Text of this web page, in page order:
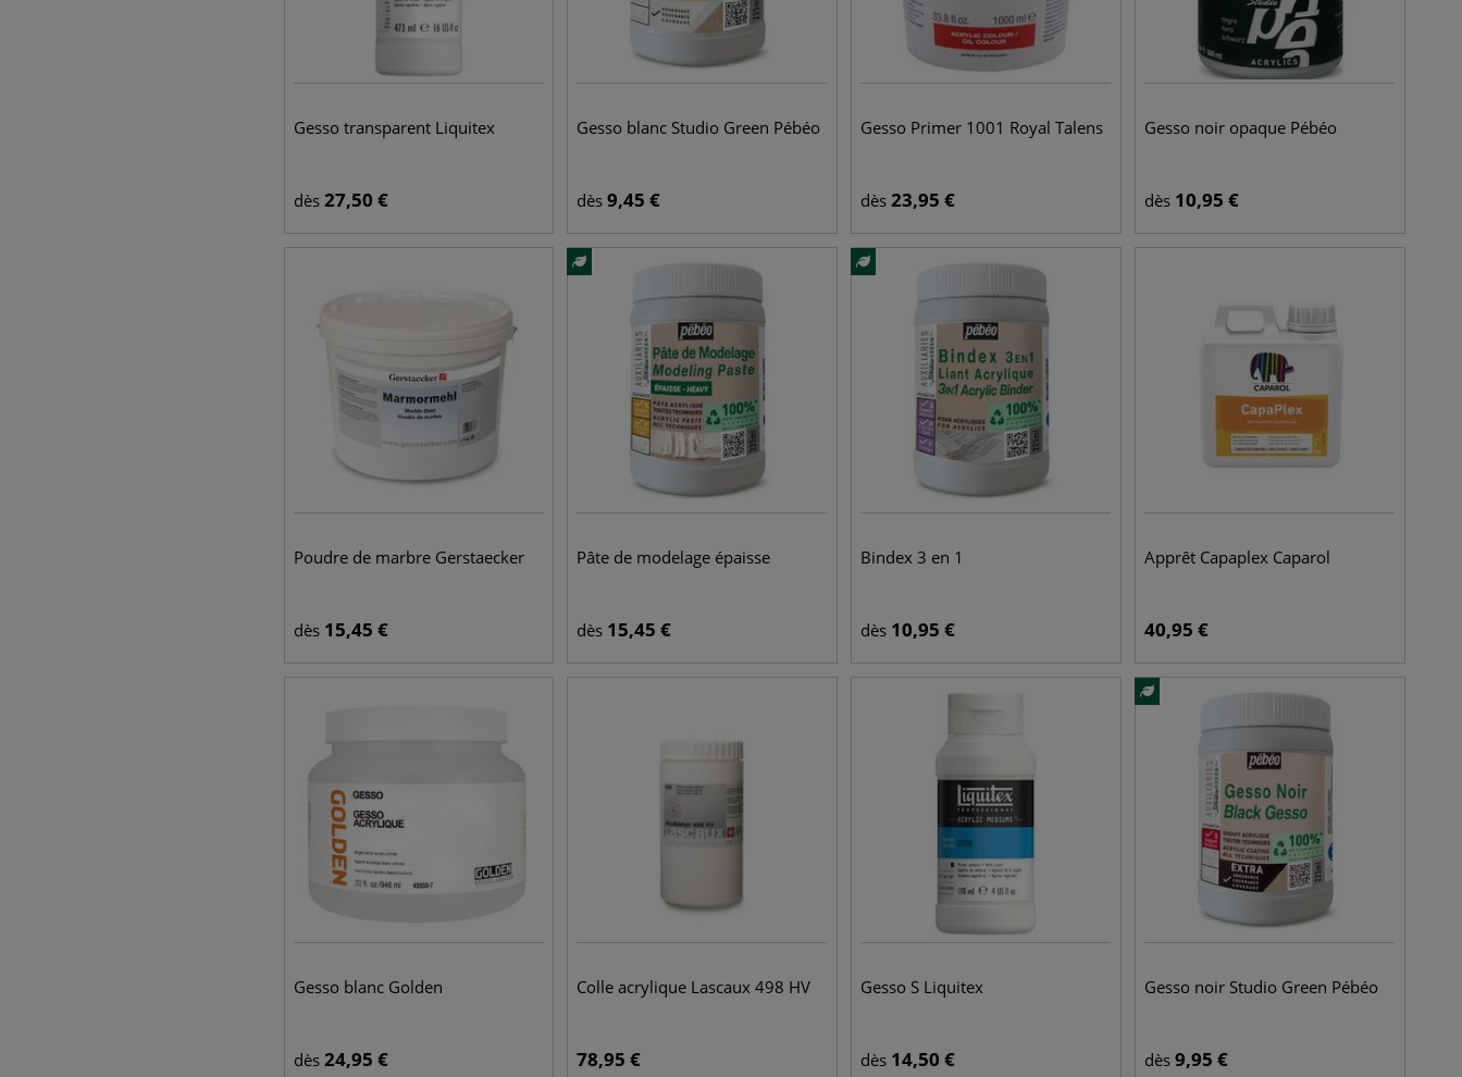
Gesso transparent Liquitex
dès 27,50 €
Gesso blanc Studio Green Pébéo
dès 9,45 €
Gesso Primer 1001 Royal Talens
dès 23,95 €
Gesso noir opaque Pébéo
dès 10,95 €
Poudre de marbre Gerstaecker
dès 15,45 €
Pâte de modelage épaisse
dès 15,45 €
Bindex 3 en 1
dès 10,95 €
Apprêt Capaplex Caparol
40,95 €
Gesso blanc Golden
dès 24,95 €
Colle acrylique Lascaux 498 HV
78,95 €
Gesso S Liquitex
dès 14,50 €
Gesso noir Studio Green Pébéo
dès 9,95 €